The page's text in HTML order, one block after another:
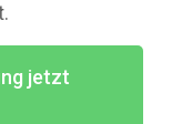
jetzt